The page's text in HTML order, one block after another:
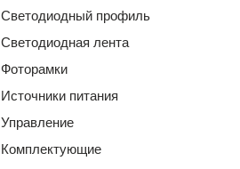
Светодиодный профиль
Светодиодная лента
Фоторамки
Источники питания
Управление
Комплектующие